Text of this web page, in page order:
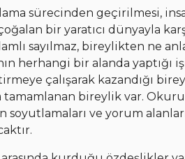
sürecinden geçirilmesi,
bir yaratıcı dünyayla
sayılmaz, bireylikten ne
herhangi bir alanda yaptığı
çalışarak kazandığı
tamamlanan bireylik var.
soyutlamaları ve yorum